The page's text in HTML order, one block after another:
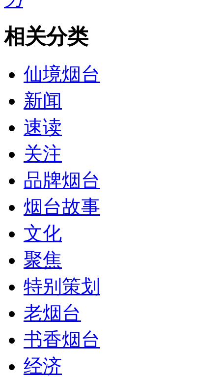
相关分类
仙境烟台
新闻
速读
关注
品牌烟台
烟台故事
文化
聚焦
特别策划
老烟台
书香烟台
经济